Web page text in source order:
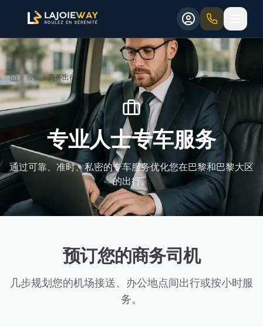
Accueil服务 商务出行
专业人士专车服务
通过可靠、准时、私密的专车服务优化您在巴黎和巴黎大区
的出行。
预订您的商务司机
几步规划您的机场接送、办公地点间出行或按小时服
务。